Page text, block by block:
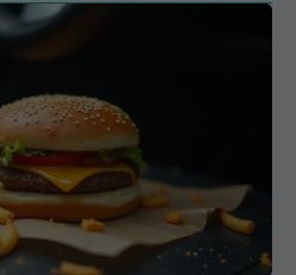
mănânci fast food 7 zile.
reale